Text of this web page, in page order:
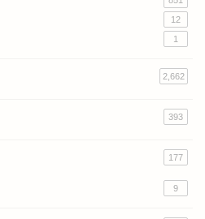
12
1
2,662
393
177
9